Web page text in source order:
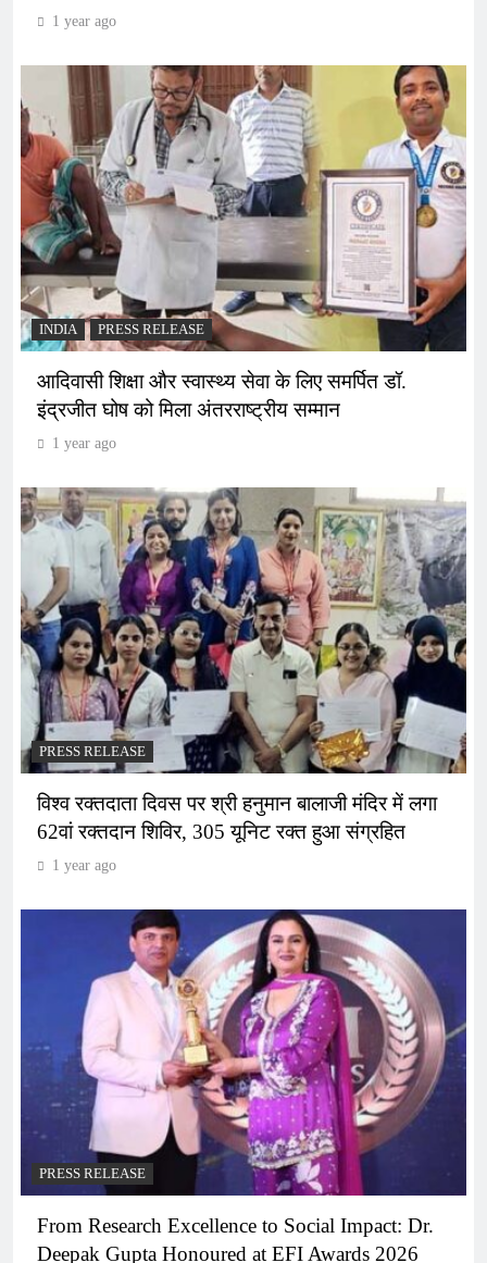
1 year ago
INDIA PRESS RELEASE
आदिवासी शिक्षा और स्वास्थ्य सेवा के लिए समर्पित डॉ.
इंद्रजीत घोष को मिला अंतरराष्ट्रीय सम्मान
1 year ago
PRESS RELEASE
विश्व रक्तदाता दिवस पर श्री हनुमान बालाजी मंदिर में लगा
62वां रक्तदान शिविर, 305 यूनिट रक्त हुआ संग्रहित
1 year ago
PRESS RELEASE
From Research Excellence to Social Impact: Dr.
Deepak Gupta Honoured at EFI Awards 2026